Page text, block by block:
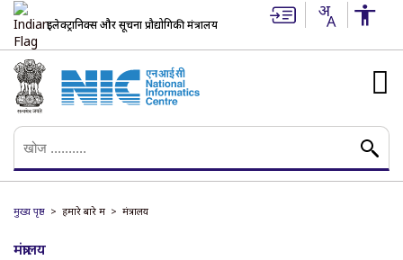
इलेक्ट्रानिक्स और सूचना प्रौद्योगिकी मंत्रालय
मुख्य पृष्ठ हमारे बारे में मंत्रालय
मंत्रालय